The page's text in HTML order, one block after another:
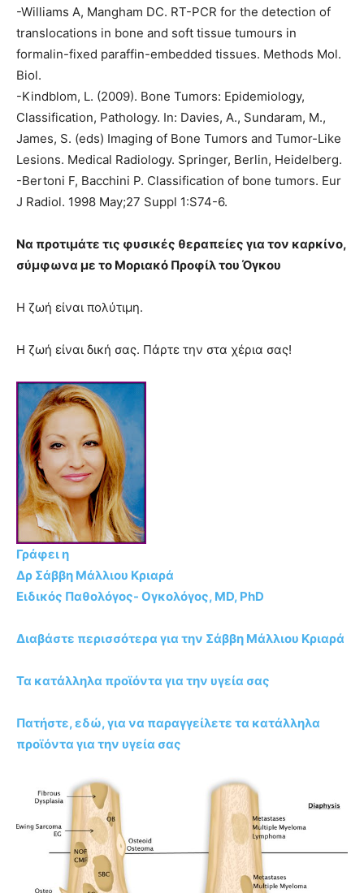
-Williams A, Mangham DC. RT-PCR for the detection of
translocations in bone and soft tissue tumours in
formalin-fixed paraffin-embedded tissues. Methods Mol.
Biol.
-Kindblom, L. (2009). Bone Tumors: Epidemiology,
Classification, Pathology. In: Davies, A., Sundaram, M.,
James, S. (eds) Imaging of Bone Tumors and Tumor-Like
Lesions. Medical Radiology. Springer, Berlin, Heidelberg.
-Bertoni F, Bacchini P. Classification of bone tumors. Eur
J Radiol. 1998 May;27 Suppl 1:S74-6.
Να προτιμάτε τις φυσικές θεραπείες για τον καρκίνο,
σύμφωνα με το Μοριακό Προφίλ του Όγκου
Η ζωή είναι πολύτιμη.
Η ζωή είναι δική σας. Πάρτε την στα χέρια σας!
Γράφει η
Δρ Σάββη Μάλλιου Κριαρά
Ειδικός Παθολόγος- Ογκολόγος, MD, PhD
Διαβάστε περισσότερα για την Σάββη Μάλλιου Κριαρά
Τα κατάλληλα προϊόντα για την υγεία σας
Πατήστε, εδώ, για να παραγγείλετε τα κατάλληλα
προϊόντα για την υγεία σας